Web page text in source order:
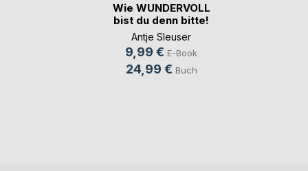
Wie WUNDERVOLL
bist du denn bitte!
Antje Sleuser
9,99 € E-Book
24,99 € Buch